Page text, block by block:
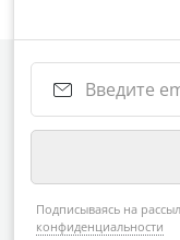
Подписываясь на
конфиденциальности